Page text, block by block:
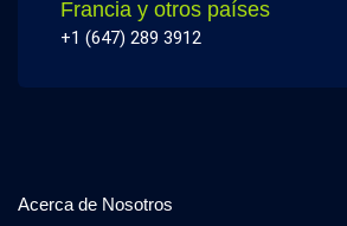
Francia y otros países
+1 (647) 289 3912
Acerca de Nosotros